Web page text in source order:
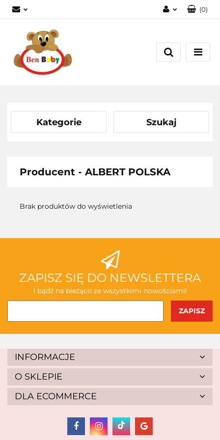
Zarejestruj się
Dodaj zgłoszenie
(0)
Kategorie Szukaj
Producent - ALBERT POLSKA
Brak produktów do wyświetlenia
ZAPISZ SIĘ DO NEWSLETTERA
I bądź na bieżąco ze wszystkimi nowościami!
INFORMACJE
O SKLEPIE
DLA ECOMMERCE